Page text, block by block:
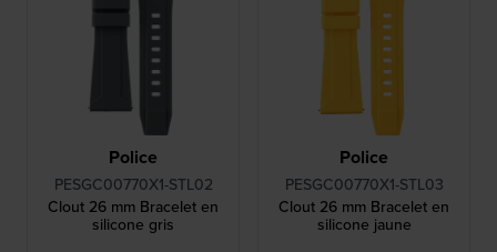
Police
PESGC00770X1-STL02
Clout 26 mm Bracelet en
silicone gris
Police
PESGC00770X1-STL03
Clout 26 mm Bracelet en
silicone jaune